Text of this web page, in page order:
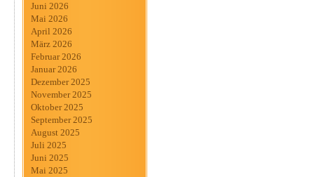
Juni 2026
Mai 2026
April 2026
März 2026
Februar 2026
Januar 2026
Dezember 2025
November 2025
Oktober 2025
September 2025
August 2025
Juli 2025
Juni 2025
Mai 2025